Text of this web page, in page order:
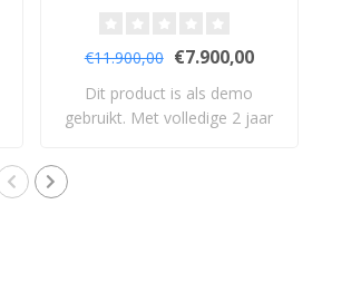
€11.900,00 €7.900,00
Dit product is als demo
gebruikt. Met volledige 2 jaar